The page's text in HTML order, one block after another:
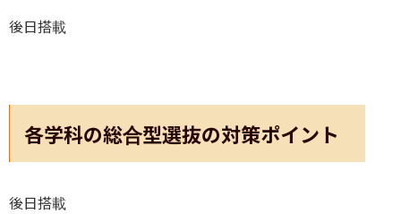
後日搭載
各学科の総合型選抜の対策ポイント
後日搭載